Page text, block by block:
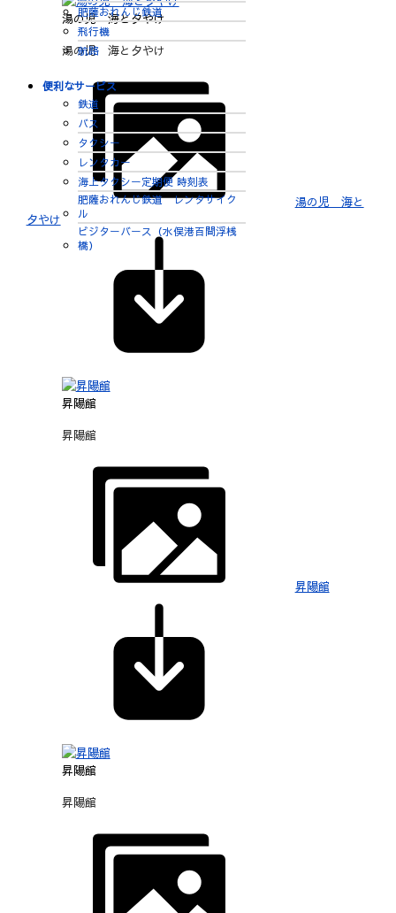
肥薩おれんじ鉄道
飛行機
航路
便利なサービス
鉄道
バス
タクシー
レンタカー
海上タクシー定期便 時刻表
肥薩おれんじ鉄道 レンタサイク
ル
ビジターバース（水俣港百間浮桟
橋）
湯の児 海と夕やけ
湯の児 海と夕やけ
湯の児 海と
夕やけ
昇陽館
昇陽館
昇陽館
昇陽館
昇陽館